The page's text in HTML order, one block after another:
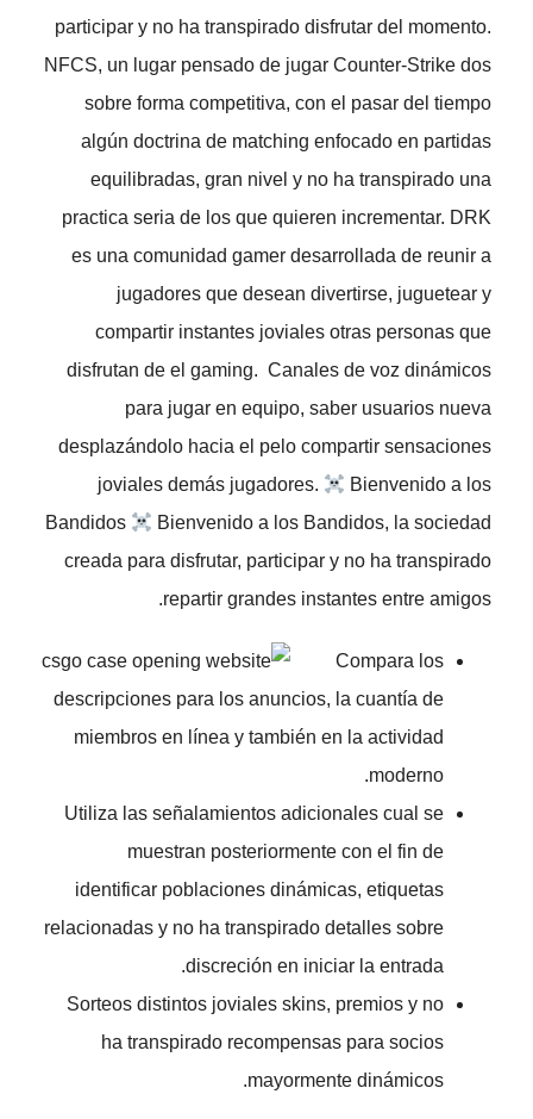
participar y no ha transpirado disfrutar del momento.
NFCS, un lugar pensado de jugar Counter-Strike dos
sobre forma competitiva, con el pasar del tiempo
algún doctrina de matching enfocado en partidas
equilibradas, gran nivel y no ha transpirado una
practica seria de los que quieren incrementar. DRK
es una comunidad gamer desarrollada de reunir a
jugadores que desean divertirse, juguetear y
compartir instantes joviales otras personas que
disfrutan de el gaming. Canales de voz dinámicos
para jugar en equipo, saber usuarios nueva
desplazándolo hacia el pelo compartir sensaciones
joviales demás jugadores. ‍
Bienvenido a los
Bandidos ‍
Bienvenido a los Bandidos, la sociedad
creada para disfrutar, participar y no ha transpirado
repartir grandes instantes entre amigos.
Compara los
descripciones para los anuncios, la cuantía de
miembros en línea y también en la actividad
moderno.
Utiliza las señalamientos adicionales cual se
muestran posteriormente con el fin de
identificar poblaciones dinámicas, etiquetas
relacionadas y no ha transpirado detalles sobre
discreción en iniciar la entrada.
Sorteos distintos joviales skins, premios y no
ha transpirado recompensas para socios
mayormente dinámicos.